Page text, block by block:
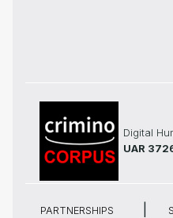
Digital
UAR
PARTNERSHIPS